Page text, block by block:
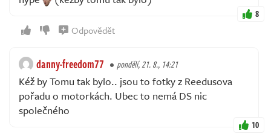
8
Odpovědět
danny-freedom77 pondělí, 21. 8., 14:21
Kéž by Tomu tak bylo.. jsou to fotky z Reedusova
pořadu o motorkách. Ubec to nemá DS nic
společného
10